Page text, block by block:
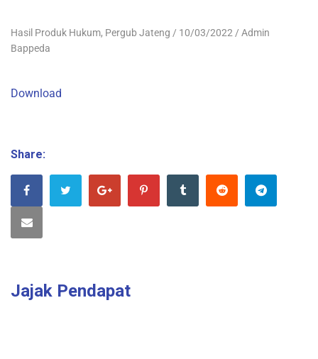
Hasil Produk Hukum, Pergub Jateng 10/03/2022
Admin
Bappeda
Download
Share:
Jajak Pendapat